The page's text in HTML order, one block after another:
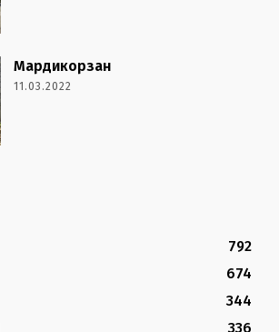
Мардикорзан
11.03.2022
792
674
344
336